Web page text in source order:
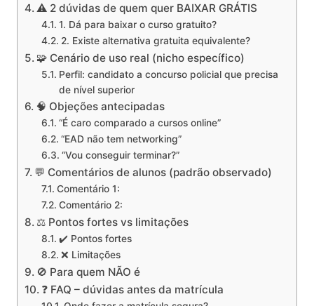
⚠️ 2 dúvidas de quem quer BAIXAR GRÁTIS
1. Dá para baixar o curso gratuito?
2. Existe alternativa gratuita equivalente?
🧩 Cenário de uso real (nicho específico)
Perfil: candidato a concurso policial que precisa
de nível superior
🧠 Objeções antecipadas
“É caro comparado a cursos online”
“EAD não tem networking”
“Vou conseguir terminar?”
💬 Comentários de alunos (padrão observado)
Comentário 1:
Comentário 2:
⚖️ Pontos fortes vs limitações
✔️ Pontos fortes
❌ Limitações
🚫 Para quem NÃO é
❓ FAQ – dúvidas antes da matrícula